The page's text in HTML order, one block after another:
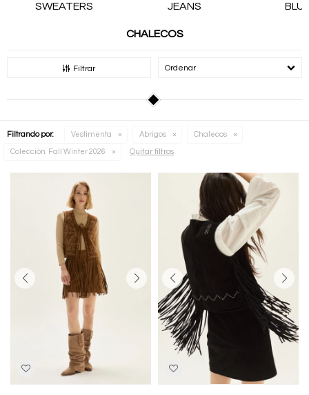
SWEATERS JEANS
CHALECOS
Filtrar Recomendados
Filtrando por: Vestimenta Abrigos Chalecos
Colección: Fall Winter 2026 Quitar filtros